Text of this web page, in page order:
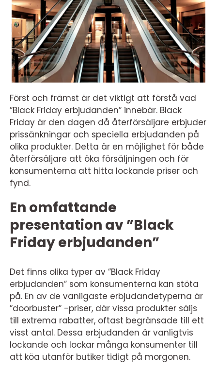
Först och främst är det viktigt att förstå vad
”Black Friday erbjudanden” innebär. Black
Friday är den dagen då återförsäljare erbjuder
prissänkningar och speciella erbjudanden på
olika produkter. Detta är en möjlighet för både
återförsäljare att öka försäljningen och för
konsumenterna att hitta lockande priser och
fynd.
En omfattande
presentation av ”Black
Friday erbjudanden”
Det finns olika typer av ”Black Friday
erbjudanden” som konsumenterna kan stöta
på. En av de vanligaste erbjudandetyperna är
”doorbuster” -priser, där vissa produkter säljs
till extrema rabatter, oftast begränsade till ett
visst antal. Dessa erbjudanden är vanligtvis
lockande och lockar många konsumenter till
att köa utanför butiker tidigt på morgonen.